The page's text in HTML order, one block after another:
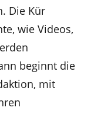
Die Kür
wie Videos,
beginnt die
mit